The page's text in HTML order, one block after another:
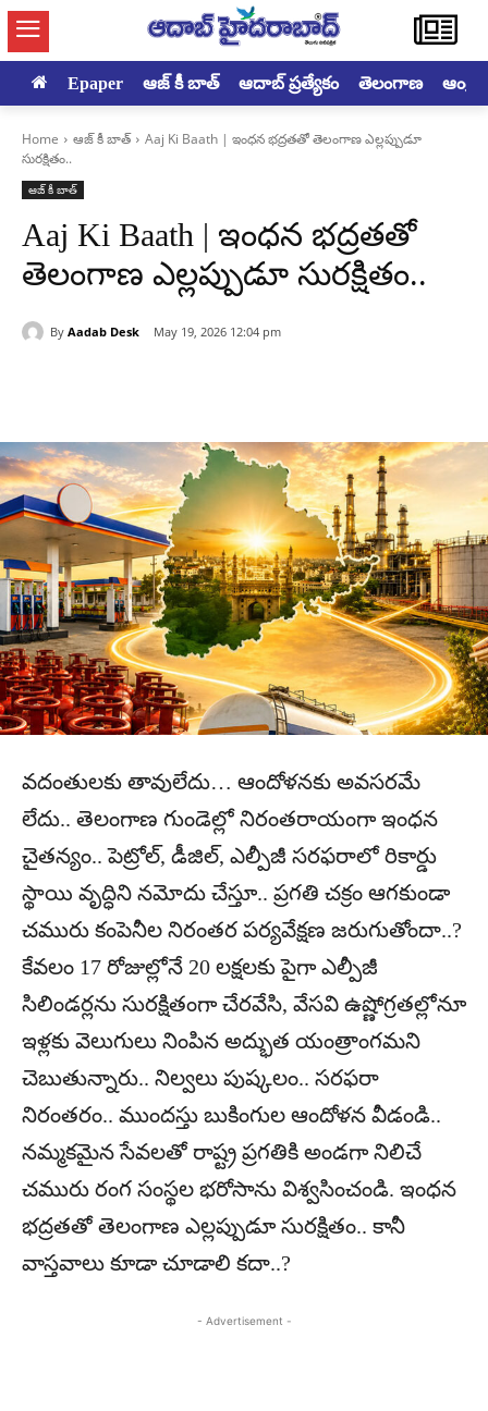
Epaper ఆజ్ కీ బాత్ ఆదాబ్ ప్రత్యేకం తెలంగాణ
Home ఆజ్ కీ బాత్
Aaj Ki Baath | ఇంధన భద్రతతో తెలంగాణ ఎల్లప్పుడూ
సురక్షితం..
ఆజ్ కీ బాత్
Aaj Ki Baath | ఇంధన భద్రతతో
తెలంగాణ ఎల్లప్పుడూ సురక్షితం..
By Aadab Desk May 19, 2026 12:04 pm
వదంతులకు తావులేదు… ఆందోళనకు అవసరమే
లేదు.. తెలంగాణ గుండెల్లో నిరంతరాయంగా ఇంధన
చైతన్యం.. పెట్రోల్, డీజిల్, ఎల్పీజీ సరఫరాలో రికార్డు
స్థాయి వృద్ధిని నమోదు చేస్తూ.. ప్రగతి చక్రం ఆగకుండా
చమురు కంపెనీల నిరంతర పర్యవేక్షణ జరుగుతోందా..?
కేవలం 17 రోజుల్లోనే 20 లక్షలకు పైగా ఎల్పీజీ
సిలిండర్లను సురక్షితంగా చేరవేసి, వేసవి ఉష్ణోగ్రతల్లోనూ
ఇళ్లకు వెలుగులు నింపిన అద్భుత యంత్రాంగమని
చెబుతున్నారు.. నిల్వలు పుష్కలం.. సరఫరా
నిరంతరం.. ముందస్తు బుకింగుల ఆందోళన వీడండి..
నమ్మకమైన సేవలతో రాష్ట్ర ప్రగతికి అండగా నిలిచే
చమురు రంగ సంస్థల భరోసాను విశ్వసించండి. ఇంధన
భద్రతతో తెలంగాణ ఎల్లప్పుడూ సురక్షితం.. కానీ
వాస్తవాలు కూడా చూడాలి కదా..?
- Advertisement -